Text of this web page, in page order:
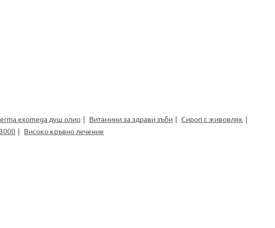
exomega душ олио Витамини за здрави зъби
Сироп с живовляк
Високо кръвно лечение